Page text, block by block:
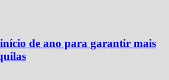
de ano para garantir mais